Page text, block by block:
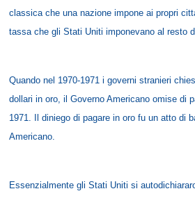
classica che una nazione impone ai propri
tassa che gli Stati Uniti imponevano al resto
Quando nel 1970-1971 i governi stranieri
dollari in oro, il Governo Americano omise di
1971. Il diniego di pagare in oro fu un atto di
Americano.
Essenzialmente gli Stati Uniti si